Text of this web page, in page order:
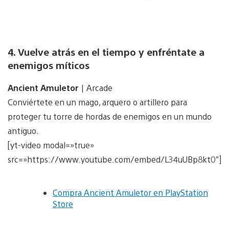
4. Vuelve atrás en el tiempo y enfréntate a
enemigos míticos
Ancient Amuletor | Arcade
Conviértete en un mago, arquero o artillero para
proteger tu torre de hordas de enemigos en un mundo
antiguo.
[yt-video modal=»true»
src=»https://www.youtube.com/embed/L34uUBp8kt0″]
Compra Ancient Amuletor en PlayStation
Store